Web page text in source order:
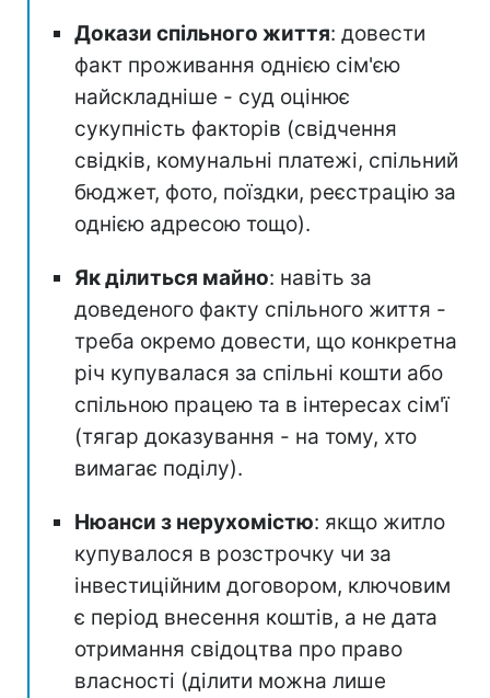
Докази спільного життя: довести
факт проживання однією сім'єю
найскладніше - суд оцінює
сукупність факторів (свідчення
свідків, комунальні платежі, спільний
бюджет, фото, поїздки, реєстрацію за
однією адресою тощо).
Як ділиться майно: навіть за
доведеного факту спільного життя -
треба окремо довести, що конкретна
річ купувалася за спільні кошти або
спільною працею та в інтересах сім'ї
(тягар доказування - на тому, хто
вимагає поділу).
Нюанси з нерухомістю: якщо житло
купувалося в розстрочку чи за
інвестиційним договором, ключовим
є період внесення коштів, а не дата
отримання свідоцтва про право
власності (ділити можна лише